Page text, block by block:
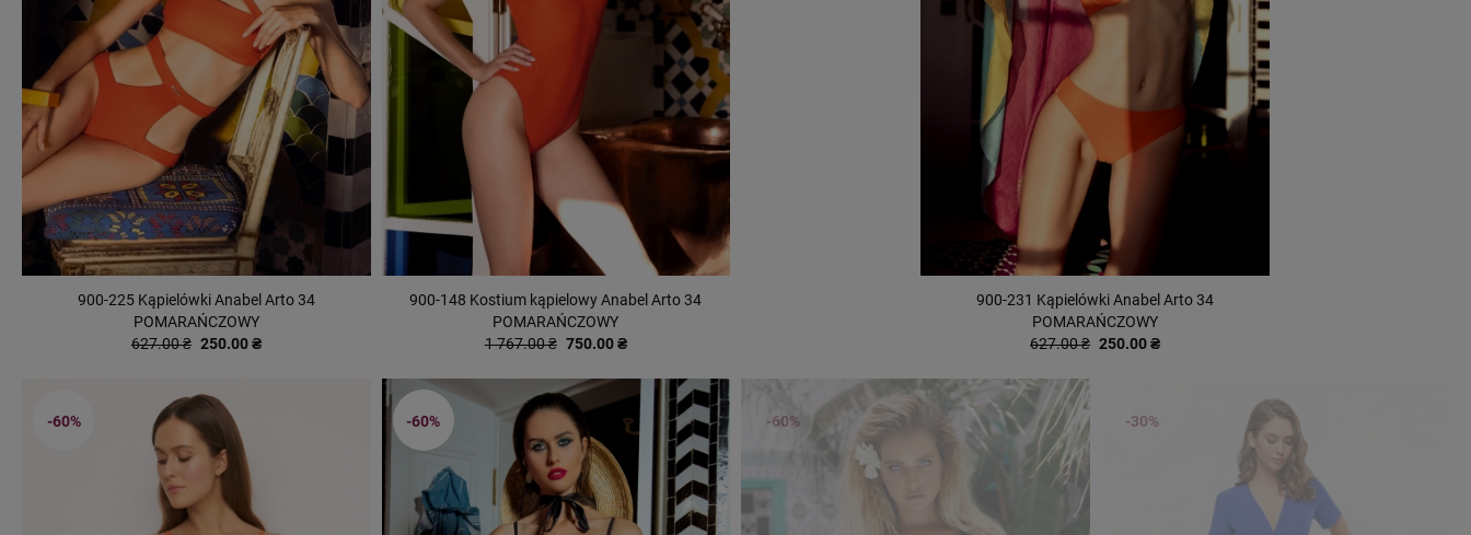
900-225 Kąpielówki Anabel Arto 34
POMARAŃCZOWY
627.00 ₴ 250.00 ₴
900-148 Kostium kąpielowy Anabel Arto 34
POMARAŃCZOWY
1 767.00 ₴ 750.00 ₴
900-231 Kąpielówki Anabel Arto 34
POMARAŃCZOWY
627.00 ₴ 250.00 ₴
-60% -60% -60% -30%